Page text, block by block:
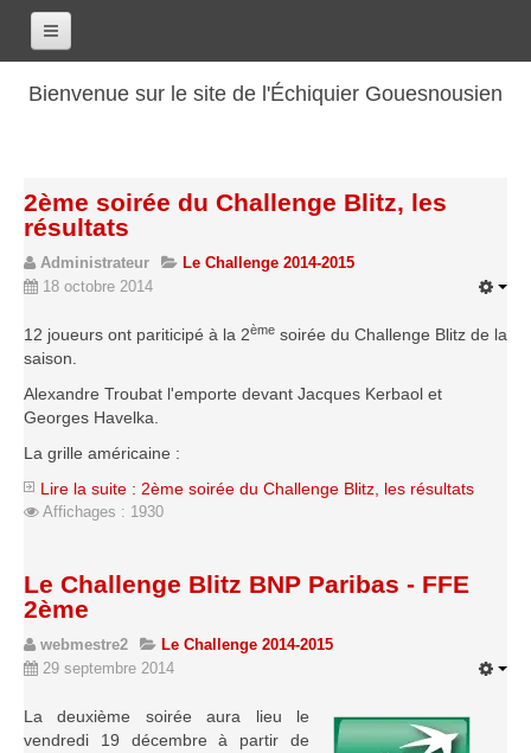
Bienvenue sur le site de l'Échiquier Gouesnousien
Les renseignements
Les horaires
Les licenciés
Les bilans sportifs
Saison 2017-2018
Saison 2016-2017
Saison 2014-2015
Saison 2012-2013
Saison 2010-2011
2ème soirée du Challenge Blitz, les
résultats
Administrateur
Le Challenge 2014-2015
18 octobre 2014
12 joueurs ont pariticipé à la 2ème soirée du Challenge Blitz de la
saison.
Alexandre Troubat l'emporte devant Jacques Kerbaol et
Georges Havelka.
La grille américaine :
Lire la suite : 2ème soirée du Challenge Blitz, les résultats
Affichages : 1930
Le Challenge Blitz BNP Paribas - FFE
2ème
webmestre2
Le Challenge 2014-2015
29 septembre 2014
La deuxième soirée aura lieu le
vendredi 19 décembre à partir de